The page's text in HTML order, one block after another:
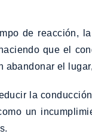
de reacción,
que el
el
la
un